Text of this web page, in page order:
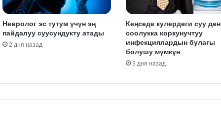
Невролог эс тутум үчүн эң
пайдалуу суусундукту атады
2 дня назад
Кеңседе кулердеги суу ден
соолукка коркунучтуу
инфекциялардын булагы
болушу мүмкүн
3 дня назад